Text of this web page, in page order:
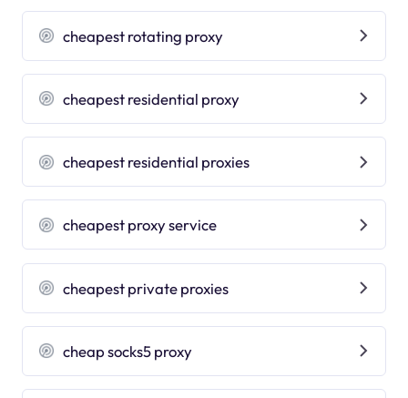
cheapest rotating proxy
cheapest residential proxy
cheapest residential proxies
cheapest proxy service
cheapest private proxies
cheap socks5 proxy